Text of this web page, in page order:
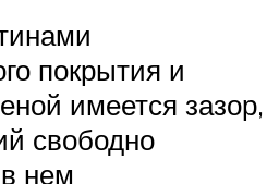
покрытия и
имеется зазор,
свободно
нем